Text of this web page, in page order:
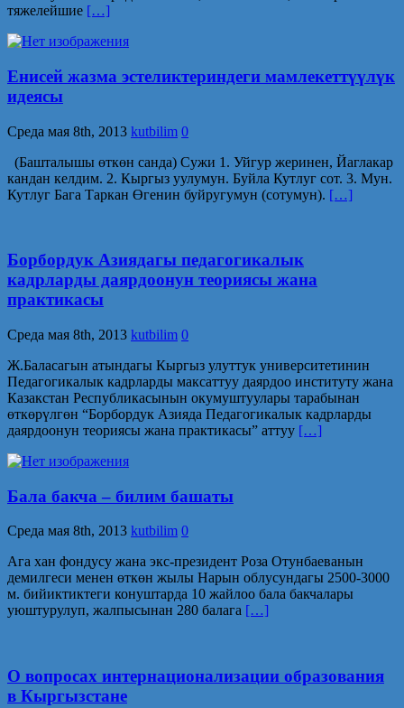
тяжелейшие […]
Енисей жазма эстеликтериндеги мамлекеттүүлүк
идеясы
Среда мая 8th, 2013 kutbilim 0
(Башталышы өткөн санда) Сужи 1. Уйгур жеринен, Йаглакар
кандан келдим. 2. Кыргыз уулумун. Буйла Кутлуг сот. 3. Мун.
Кутлуг Бага Таркан Өгенин буйругумун (сотумун). […]
Борбордук Азиядагы педагогикалык
кадрларды даярдоонун теориясы жана
практикасы
Среда мая 8th, 2013 kutbilim 0
Ж.Баласагын атындагы Кыргыз улуттук университетинин
Педагогикалык кадрларды максаттуу даярдоо институту жана
Казакстан Республикасынын окумуштуулары тарабынан
өткөрүлгөн “Борбордук Азияда Педагогикалык кадрларды
даярдоонун теориясы жана практикасы” аттуу […]
Бала бакча – билим башаты
Среда мая 8th, 2013 kutbilim 0
Ага хан фондусу жана экс-президент Роза Отунбаеванын
демилгеси менен өткөн жылы Нарын облусундагы 2500-3000
м. бийиктиктеги конуштарда 10 жайлоо бала бакчалары
уюштурулуп, жалпысынан 280 балага […]
О вопросах интернационализации образования
в Кыргызстане